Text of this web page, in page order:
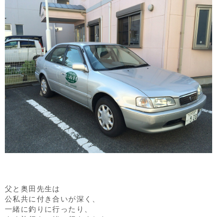
父と奥田先生は
公私共に付き合いが深く、
一緒に釣りに行ったり、